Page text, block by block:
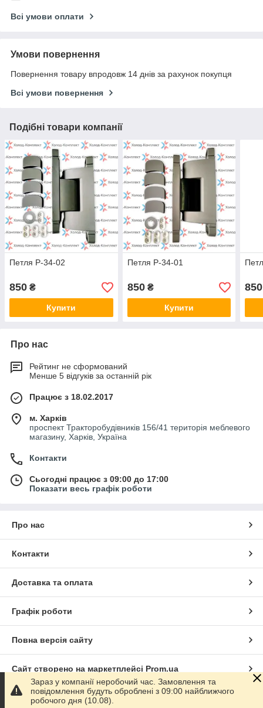
Всі умови оплати
Умови повернення
Повернення товару впродовж 14 днів за рахунок покупця
Всі умови повернення
Подібні товари компанії
Петля Р-34-02
850 ₴
Купити
Петля Р-34-01
850₴
Купити
850
Про нас
Рейтинг не сформований
Менше 5 відгуків за останній рік
Працює з 18.02.2017
м. Харків
проспект Тракторобудівників 156/41 територія меблевого
магазину, Харків, Україна
Контакти
Сьогодні працює з 09:00 до 17:00
Показати весь графік роботи
Про нас
Контакти
Доставка та оплата
Графік роботи
Повна версія сайту
Сайт створено на маркетплейсі Prom.ua
Політика конфіденційності
Зараз у компанії неробочий час. Замовлення та
повідомлення будуть оброблені з 09:00 найближчого
робочого дня (10.08).